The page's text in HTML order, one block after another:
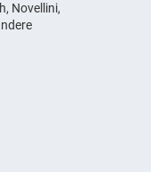
Novellini,